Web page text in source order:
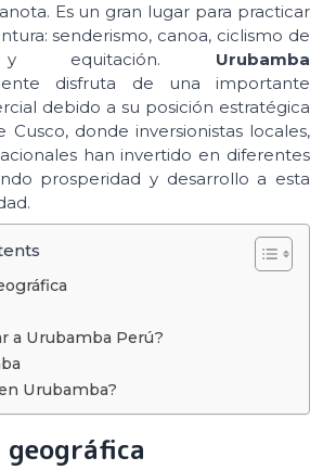
Es un gran lugar para practicar
senderismo, canoa, ciclismo de
y equitación. Urubamba
disfruta de una importante
debido a su posición estratégica
Cusco, donde inversionistas locales,
han invertido en diferentes
prosperidad y desarrollo a esta
a Urubamba Perú?
Urubamba?
geográfica